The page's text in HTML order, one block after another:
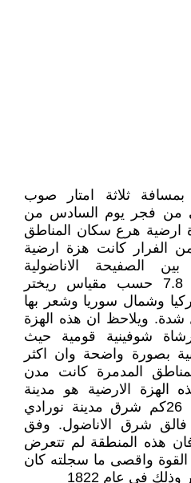
ثلاثة امتار صوب
من فجر يوم السادس من
وذلك بهزة ارضية هرع سكان المناطق
الفرار كانت هزة ارضية
لمسافة 100كم بين الصفيحة الاناضولية
والصفيحة العربية وبدرجة 7.8 حسب مقياس ريختر
وشمال سوريا وشعر بها
شدة. ويلاحظ ان هذه الهزة
شوفينية قومية حيث
بصورة واضحة وان اكثر
المدمرة كانت مدن
الهزة الارضية هو مدينة
مرعش والتي تبعد مسافة 26كم شرق مدينة نورادي
18كم عن فالق شرق الاناضول. وفق
هذه المنطقة لم تتعرض
واقصى ما سجلته كان